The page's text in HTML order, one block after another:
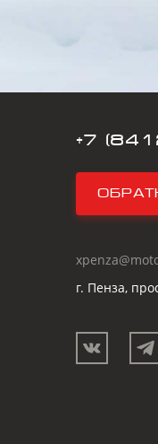
+7
г. Пенза,